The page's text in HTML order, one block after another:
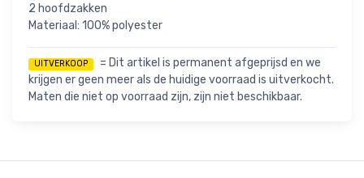
2 hoofdzakken
Materiaal: 100% polyester
UITVERKOOP
= Dit artikel is permanent afgeprijsd en we
krijgen er geen meer als de huidige voorraad is uitverkocht.
Maten die niet op voorraad zijn, zijn niet beschikbaar.